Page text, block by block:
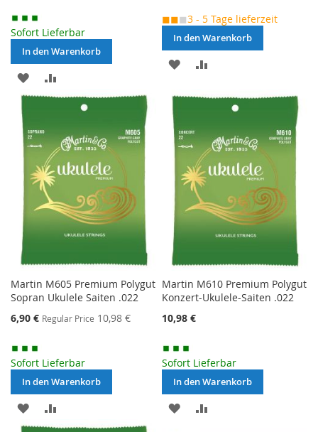
Sofort Lieferbar
In den Warenkorb
MERKEN
VERGLEICHSLISTE
◼◼◼3 - 5 Tage lieferzeit
In den Warenkorb
MERKEN
HINZUFÜGEN
Martin M605 Premium Polygut
Sopran Ukulele Saiten .022
Special
6,90 € Regular Price 10,98 €
Sofort Lieferbar
In den Warenkorb
MERKEN
Martin M610 Premium Polygut
Konzert-Ukulele-Saiten .022
10,98 €
Sofort Lieferbar
In den Warenkorb
MERKEN